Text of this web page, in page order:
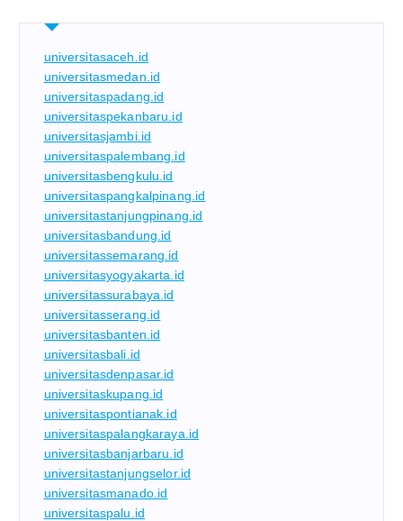
universitasaceh.id
universitasmedan.id
universitaspadang.id
universitaspekanbaru.id
universitasjambi.id
universitaspalembang.id
universitasbengkulu.id
universitaspangkalpinang.id
universitastanjungpinang.id
universitasbandung.id
universitassemarang.id
universitasyogyakarta.id
universitassurabaya.id
universitasserang.id
universitasbanten.id
universitasbali.id
universitasdenpasar.id
universitaskupang.id
universitaspontianak.id
universitaspalangkaraya.id
universitasbanjarbaru.id
universitastanjungselor.id
universitasmanado.id
universitaspalu.id